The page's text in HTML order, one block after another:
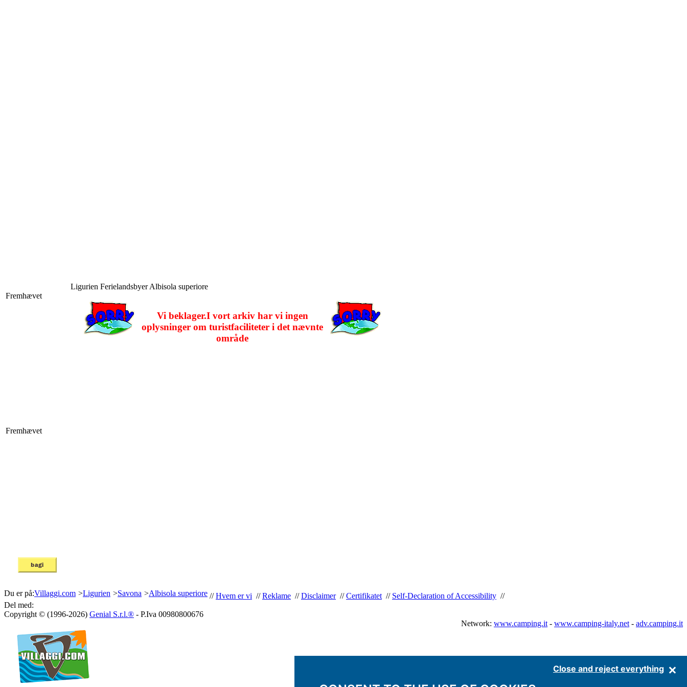
Close and reject everything
Fremhævet
Fremhævet
Ligurien Ferielandsbyer Albisola superiore
Vi beklager.I vort arkiv har vi ingen
oplysninger om turistfaciliteter i det nævnte
område
Du er på:Villaggi.com >Ligurien >Savona >Albisola superiore //Hvem er vi //Reklame //Disclaimer//Certifikatet // Self-Declaration of Accessibility //
Del med:
Copyright © (1996-2026) Genial S.r.l.® - P.Iva 00980800676
Network: www.camping.it - www.camping-italy.net - adv.camping.it